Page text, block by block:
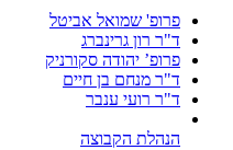
פרופ' שמואל אביטל
ד"ר רון גרינברג
פרופ’ יהודה סקורניק
ד"ר מנחם בן חיים
ד"ר רועי ענבר
הנהלת הקבוצה